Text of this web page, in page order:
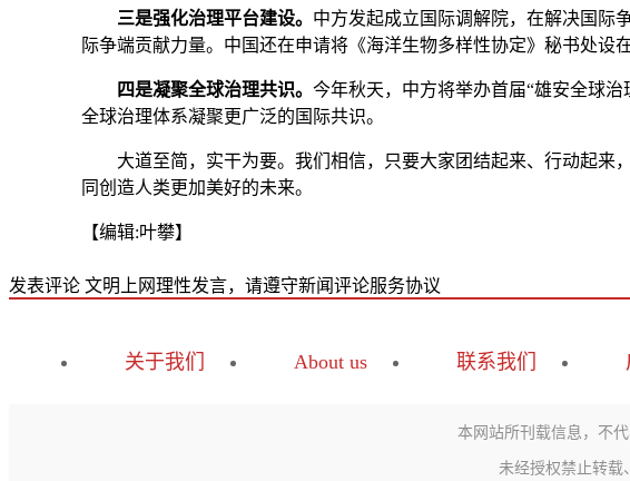
三是强化治理平台建设。 中方发起成立国际调解院，在解决国际
际争端贡献力量。中国还在申请将《海洋生物多样性协定》秘书处设
四是凝聚全球治理共识。 今年秋天，中方将举办首届“雄安全球
全球治理体系凝聚更广泛的国际共识。
大道至简，实干为要。我们相信，只要大家团结起来、行动起来
同创造人类更加美好的未来。
【编辑:叶攀】
发表评论 文明上网理性发言，请遵守新闻评论服务协议
关于我们 About us 联系我们
本网站所刊载信息，不
未经授权禁止转载